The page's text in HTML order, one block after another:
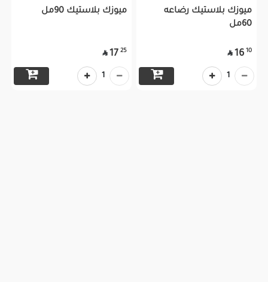
ميوزك بلاستيك رضاعه
60مل
10
16

1
ميوزك بلاستيك 90مل
25
17

1